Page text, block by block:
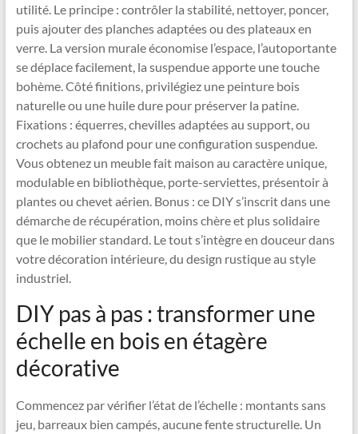
utilité. Le principe : contrôler la stabilité, nettoyer, poncer,
puis ajouter des planches adaptées ou des plateaux en
verre. La version murale économise l’espace, l’autoportante
se déplace facilement, la suspendue apporte une touche
bohème. Côté finitions, privilégiez une peinture bois
naturelle ou une huile dure pour préserver la patine.
Fixations : équerres, chevilles adaptées au support, ou
crochets au plafond pour une configuration suspendue.
Vous obtenez un meuble fait maison au caractère unique,
modulable en bibliothèque, porte-serviettes, présentoir à
plantes ou chevet aérien. Bonus : ce DIY s’inscrit dans une
démarche de récupération, moins chère et plus solidaire
que le mobilier standard. Le tout s’intègre en douceur dans
votre décoration intérieure, du design rustique au style
industriel.
DIY pas à pas : transformer une
échelle en bois en étagère
décorative
Commencez par vérifier l’état de l’échelle : montants sans
jeu, barreaux bien campés, aucune fente structurelle. Un